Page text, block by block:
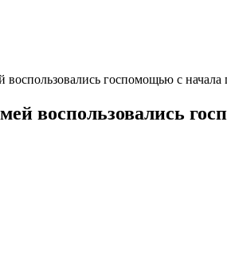
госпомощью с начала
воспользовались